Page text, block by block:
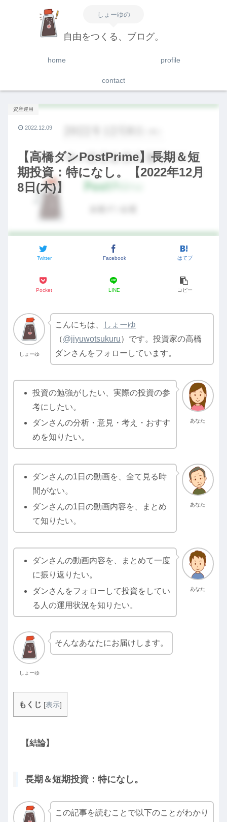
しょーゆの
自由をつくる、ブログ。
home profile
contact
【高橋ダンPostPrime】長期＆短
期投資：特になし。【2022年12月
8日(木)】
資産運用
Twitter Facebook はてブ
Pocket LINE コピー
2022.12.09
しょーゆ
こんにちは、
しょーゆ
（@jiyuwotsukuru）です。投資家の高橋
ダンさんをフォローしています。
あなた
投資の勉強がしたい、実際の投資の参
考にしたい。
ダンさんの分析・意見・考え・おすす
めを知りたい。
あなた
ダンさんの1日の動画を、全て見る時
間がない。
ダンさんの1日の動画内容を、まとめ
て知りたい。
あなた
ダンさんの動画内容を、まとめて一度
に振り返りたい。
ダンさんをフォローして投資をしてい
る人の運用状況を知りたい。
しょーゆ
そんなあなたにお届けします。
もくじ [表示]
【結論】
長期＆短期投資：特になし。
この記事を読むことで以下のことがわかり